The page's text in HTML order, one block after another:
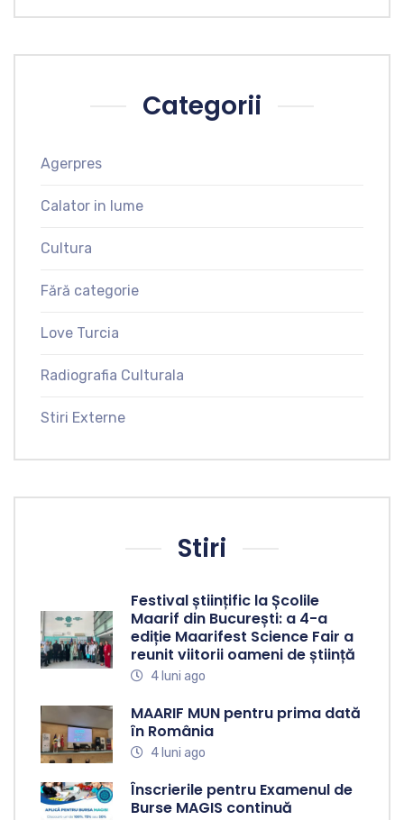
Categorii
Agerpres
Calator in lume
Cultura
Fără categorie
Love Turcia
Radiografia Culturala
Stiri Externe
Stiri
Festival științific la Școlile
Maarif din București: a 4-a
ediție Maarifest Science Fair a
reunit viitorii oameni de știință
4 luni ago
MAARIF MUN pentru prima dată
în România
4 luni ago
Înscrierile pentru Examenul de
Burse MAGIS continuă